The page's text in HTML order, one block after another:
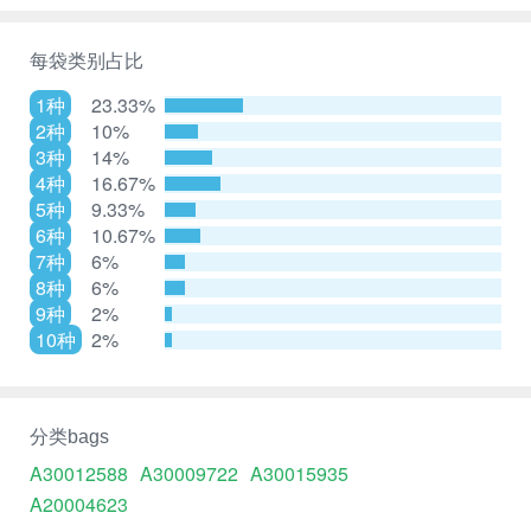
每袋类别占比
1种
23.33%
2种
10%
3种
14%
4种
16.67%
5种
9.33%
6种
10.67%
7种
6%
8种
6%
9种
2%
10种
2%
分类bags
A30012588 A30009722 A30015935
A20004623